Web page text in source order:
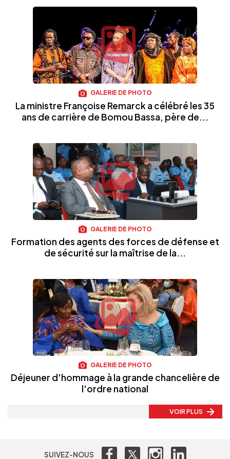
GALERIE DE PHOTO
La ministre Françoise Remarck a célébré les 35
ans de carrière de Bomou Bassa, père de...
GALERIE DE PHOTO
Formation des agents des forces de défense et
de sécurité sur la maîtrise de la...
GALERIE DE PHOTO
Déjeuner d'hommage à la grande chancelière de
l'ordre national
VOIR PLUS
SUIVEZ-NOUS